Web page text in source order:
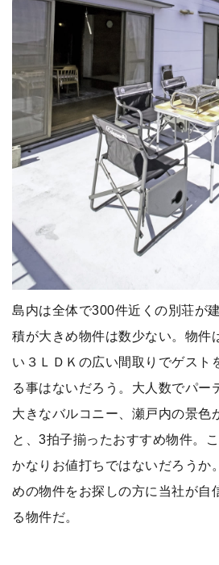
島内は全体で300件近くの別荘が
積が大きめ物件は数少ない。物件
い３ＬＤＫの広い間取りでゲスト
る事はないだろう。大人数でパー
大きなバルコニー、瀬戸内の景色
と、3拍子揃ったおすすめ物件。
かなりお値打ちではないだろうか
めの物件をお探しの方に当社が自
る物件だ。